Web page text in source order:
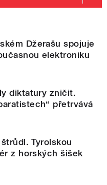
Džerašu spojuje
elektroniku
diktatury zničit.
přetrvává
Tyrolskou
z horských šišek